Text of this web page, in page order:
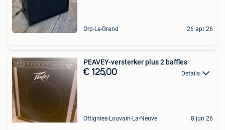
Orp-Le-Grand 26 apr 26
PEAVEY-versterker plus 2 baffles
€ 125,00 Details
Ottignies-Louvain-La-Neuve 8 jun 26